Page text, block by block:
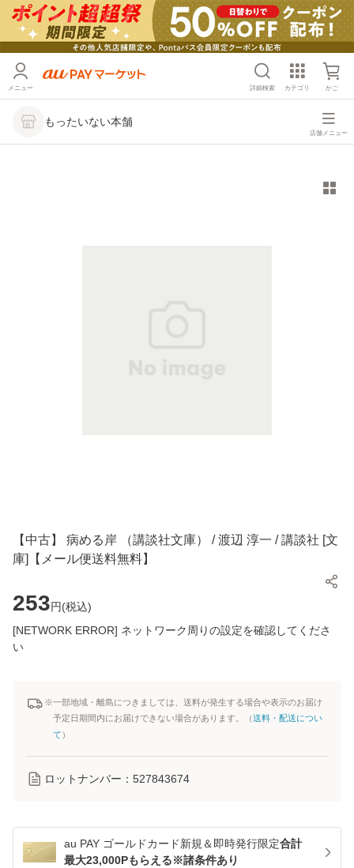
メニュー 詳細検索 カテゴリ かご
もったいない本舗
店舗メニュー
【中古】 病める岸 （講談社文庫） / 渡辺 淳一 / 講談社 [文
庫]【メール便送料無料】
253円(税込)
[NETWORK ERROR] ネットワーク周りの設定を確認してくださ
い
※一部地域・離島につきましては、送料が発生する場合や表示のお届け
予定日期間内にお届けできない場合があります。（送料・配送につい
て ）
ロットナンバー： 527843674
au PAY ゴールドカード新規＆即時発行限定合計
最大23,000Pもらえる※諸条件あり